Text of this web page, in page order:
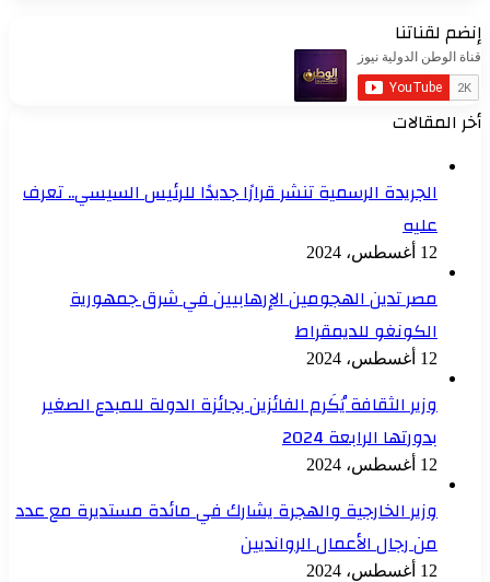
إنضم لقناتنا
أخر المقالات
الجريدة الرسمية تنشر قرارًا جديدًا للرئيس السيسي.. تعرف
عليه
12 أغسطس، 2024
مصر تدين الهجومين الإرهابيين في شرق جمهورية
الكونغو للديمقراط
12 أغسطس، 2024
وزير الثقافة يُكَرم الفائزين بجائزة الدولة للمبدع الصغير
بدورتها الرابعة 2024
12 أغسطس، 2024
وزير الخارجية والهجرة يشارك في مائدة مستديرة مع عدد
من رجال الأعمال الروانديين
12 أغسطس، 2024